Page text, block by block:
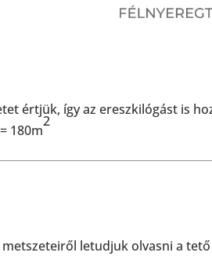
értjük, így az ereszkilógást is
180m
2
letudjuk olvasni a